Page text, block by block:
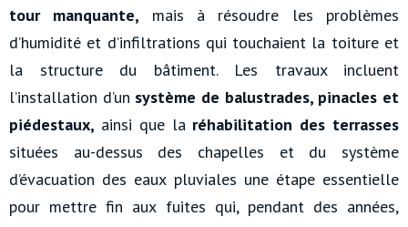
tour manquante, mais à résoudre les problèmes
d’humidité et d’infiltrations qui touchaient la toiture et
la structure du bâtiment. Les travaux incluent
l’installation d’un système de balustrades, pinacles et
piédestaux, ainsi que la réhabilitation des terrasses
situées au-dessus des chapelles et du système
d’évacuation des eaux pluviales une étape essentielle
pour mettre fin aux fuites qui, pendant des années,